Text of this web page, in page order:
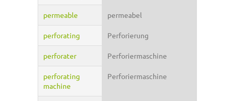
permeable permeabel
perforating Perforierung
perforater Perforiermaschine
perforating
machine
Perforiermaschine